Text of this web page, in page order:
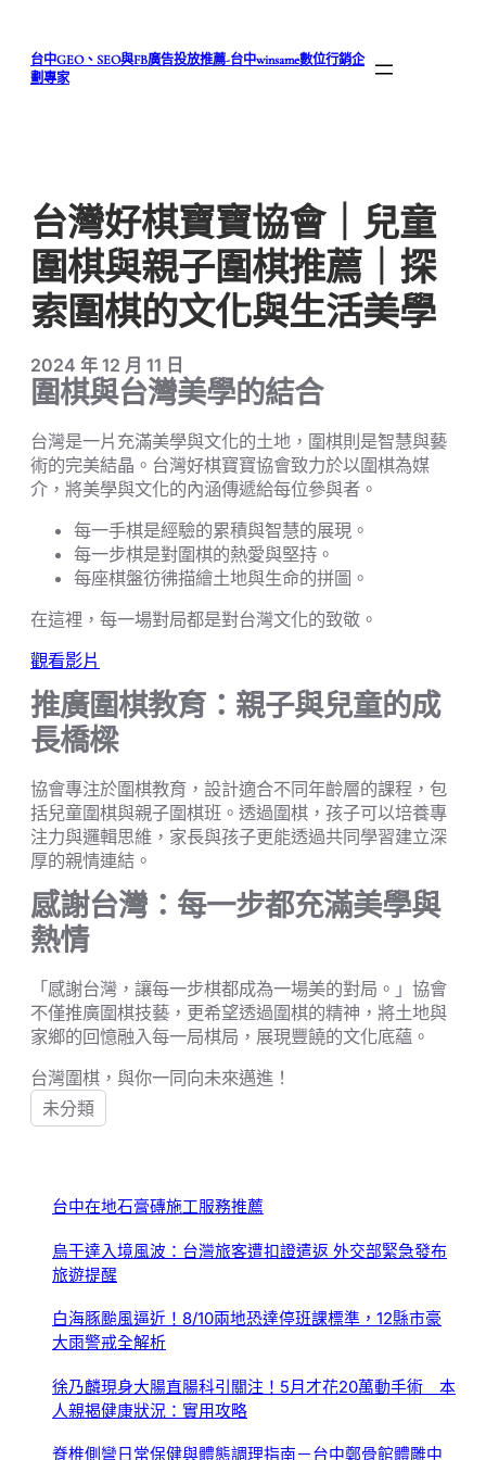
台中GEO、SEO與FB廣告投放推薦-台中winsame數位行銷企
劃專家
台灣好棋寶寶協會｜兒童
圍棋與親子圍棋推薦｜探
索圍棋的文化與生活美學
2024 年 12 月 11 日
圍棋與台灣美學的結合
台灣是一片充滿美學與文化的土地，圍棋則是智慧與藝
術的完美結晶。台灣好棋寶寶協會致力於以圍棋為媒
介，將美學與文化的內涵傳遞給每位參與者。
每一手棋是經驗的累積與智慧的展現。
每一步棋是對圍棋的熱愛與堅持。
每座棋盤彷彿描繪土地與生命的拼圖。
在這裡，每一場對局都是對台灣文化的致敬。
觀看影片
推廣圍棋教育：親子與兒童的成
長橋樑
協會專注於圍棋教育，設計適合不同年齡層的課程，包
括兒童圍棋與親子圍棋班。透過圍棋，孩子可以培養專
注力與邏輯思維，家長與孩子更能透過共同學習建立深
厚的親情連結。
感謝台灣：每一步都充滿美學與
熱情
「感謝台灣，讓每一步棋都成為一場美的對局。」協會
不僅推廣圍棋技藝，更希望透過圍棋的精神，將土地與
家鄉的回憶融入每一局棋局，展現豐饒的文化底蘊。
台灣圍棋，與你一同向未來邁進！
未分類
台中在地石膏磚施工服務推薦
烏干達入境風波：台灣旅客遭扣證遣返 外交部緊急發布
旅遊提醒
白海豚颱風逼近！8/10兩地恐達停班課標準，12縣市豪
大雨警戒全解析
徐乃麟現身大腸直腸科引關注！5月才花20萬動手術 本
人親揭健康狀況：實用攻略
脊椎側彎日常保健與體態調理指南－台中鄭骨館體雕中